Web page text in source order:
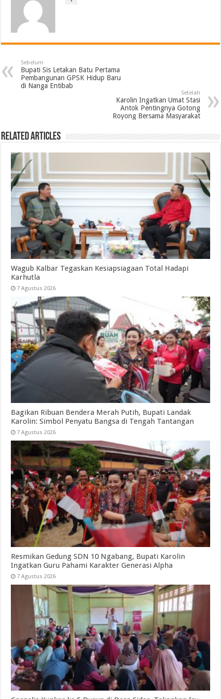
Sebelum
Bupati Sis Letakan Batu Pertama
Pembangunan GPSK Hidup Baru
di Nanga Entibab
Setelah
Karolin Ingatkan Umat Stasi
Antok Pentingnya Gotong
Royong Bersama Masyarakat
Related Articles
Wagub Kalbar Tegaskan Kesiapsiagaan Total Hadapi
Karhutla
7 Agustus 2026
Bagikan Ribuan Bendera Merah Putih, Bupati Landak
Karolin: Simbol Penyatu Bangsa di Tengah Tantangan
7 Agustus 2026
Resmikan Gedung SDN 10 Ngabang, Bupati Karolin
Ingatkan Guru Pahami Karakter Generasi Alpha
7 Agustus 2026